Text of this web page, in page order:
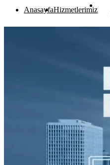
AnasayfaHizmetlerimiz